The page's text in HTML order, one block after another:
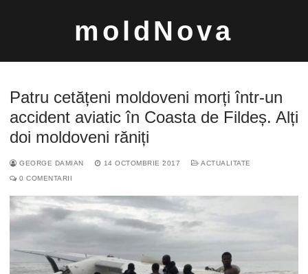
moldNova
după:
Patru cetățeni moldoveni morți într-un
accident aviatic în Coasta de Fildeș. Alți
doi moldoveni răniți
GEORGE DAMIAN 14 OCTOMBRIE 2017
ACTUALITATE
0 COMENTARII